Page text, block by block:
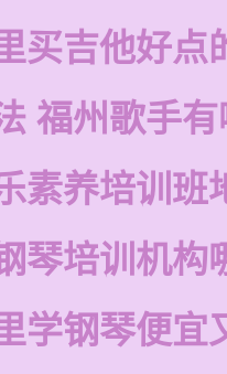
买吉他好点
福州歌手
素养培训班
琴培训机构
学钢琴便宜